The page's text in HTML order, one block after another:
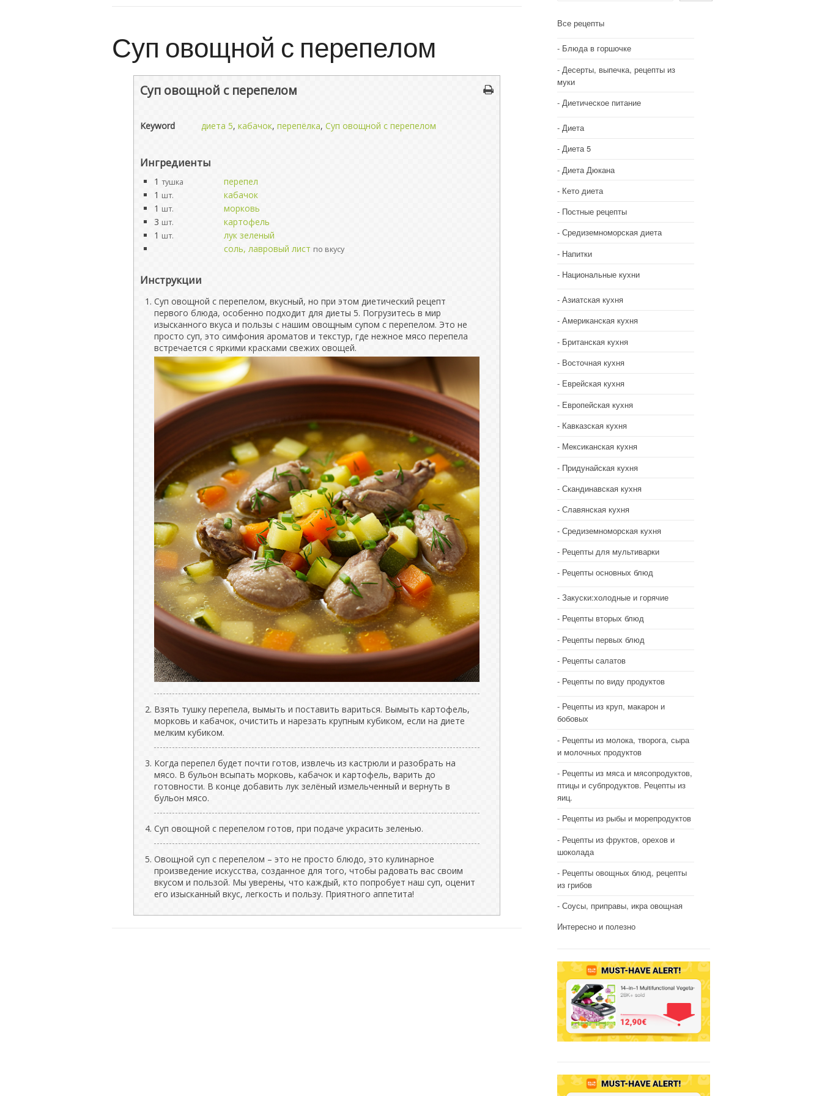
Суп овощной с перепелом
Суп овощной с перепелом
Keyword диета 5, кабачок, перепёлка, Суп овощной с перепелом
Ингредиенты
1 тушка
перепел
1 шт.
кабачок
1 шт.
морковь
3 шт.
картофель
1 шт.
лук зеленый
соль, лавровый лист по вкусу
Инструкции
Суп овощной с перепелом, вкусный, но при этом диетический рецепт
первого блюда, особенно подходит для диеты 5. Погрузитесь в мир
изысканного вкуса и пользы с нашим овощным супом с перепелом. Это не
просто суп, это симфония ароматов и текстур, где нежное мясо перепела
встречается с яркими красками свежих овощей.
Взять тушку перепела, вымыть и поставить вариться. Вымыть картофель,
морковь и кабачок, очистить и нарезать крупным кубиком, если на диете
мелким кубиком.
Когда перепел будет почти готов, извлечь из кастрюли и разобрать на
мясо. В бульон всыпать морковь, кабачок и картофель, варить до
готовности. В конце добавить лук зелёный измельченный и вернуть в
бульон мясо.
Суп овощной с перепелом готов, при подаче украсить зеленью.
Овощной суп с перепелом – это не просто блюдо, это кулинарное
произведение искусства, созданное для того, чтобы радовать вас своим
вкусом и пользой. Мы уверены, что каждый, кто попробует наш суп, оценит
его изысканный вкус, легкость и пользу. Приятного аппетита!
Все рецепты
Блюда в горшочке
Десерты, выпечка, рецепты из
муки
Диетическое питание
Диета
Диета 5
Диета Дюкана
Кето диета
Постные рецепты
Средиземноморская диета
Напитки
Национальные кухни
Азиатская кухня
Американская кухня
Британская кухня
Восточная кухня
Еврейская кухня
Европейская кухня
Кавказская кухня
Мексиканская кухня
Придунайская кухня
Скандинавская кухня
Славянская кухня
Средиземноморская кухня
Рецепты для мультиварки
Рецепты основных блюд
Закуски:холодные и горячие
Рецепты вторых блюд
Рецепты первых блюд
Рецепты салатов
Рецепты по виду продуктов
Рецепты из круп, макарон и
бобовых
Рецепты из молока, творога, сыра
и молочных продуктов
Рецепты из мяса и мясопродуктов,
птицы и субпродуктов. Рецепты из
яиц.
Рецепты из рыбы и морепродуктов
Рецепты из фруктов, орехов и
шоколада
Рецепты овощных блюд, рецепты
из грибов
Соусы, приправы, икра овощная
Интересно и полезно